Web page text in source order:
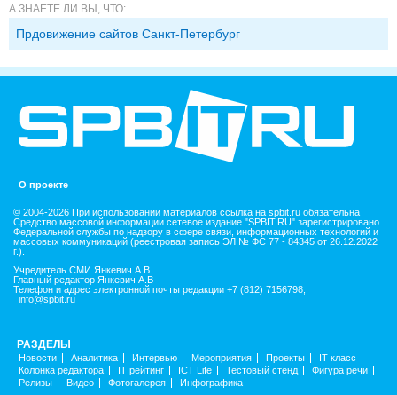
А ЗНАЕТЕ ЛИ ВЫ, ЧТО:
Прдовижение сайтов Санкт-Петербург
О проекте
© 2004-2026 При использовании материалов ссылка на spbit.ru обязательна
Средство массовой информации сетевое издание "SPBIT.RU" зарегистрировано
Федеральной службы по надзору в сфере связи, информационных технологий и
массовых коммуникаций (реестровая запись ЭЛ № ФС 77 - 84345 от 26.12.2022
г.).
Учредитель СМИ Янкевич А.В
Главный редактор Янкевич А.В
Телефон и адрес электронной почты редакции +7 (812) 7156798,
info@spbit.ru
РАЗДЕЛЫ
Новости Аналитика Интервью Мероприятия Проекты
IT класс
Колонка редактора
IT рейтинг ICT Life Тестовый стенд
Фигура речи
Релизы
Видео Фотогалерея Инфографика